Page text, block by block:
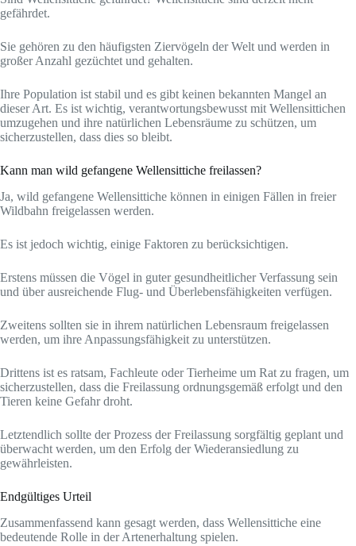
gefährdet.
Sie gehören zu den häufigsten Ziervögeln der Welt und werden in
großer Anzahl gezüchtet und gehalten.
Ihre Population ist stabil und es gibt keinen bekannten Mangel an
dieser Art. Es ist wichtig, verantwortungsbewusst mit Wellensittichen
umzugehen und ihre natürlichen Lebensräume zu schützen, um
sicherzustellen, dass dies so bleibt.
Kann man wild gefangene Wellensittiche freilassen?
Ja, wild gefangene Wellensittiche können in einigen Fällen in freier
Wildbahn freigelassen werden.
Es ist jedoch wichtig, einige Faktoren zu berücksichtigen.
Erstens müssen die Vögel in guter gesundheitlicher Verfassung sein
und über ausreichende Flug- und Überlebensfähigkeiten verfügen.
Zweitens sollten sie in ihrem natürlichen Lebensraum freigelassen
werden, um ihre Anpassungsfähigkeit zu unterstützen.
Drittens ist es ratsam, Fachleute oder Tierheime um Rat zu fragen, um
sicherzustellen, dass die Freilassung ordnungsgemäß erfolgt und den
Tieren keine Gefahr droht.
Letztendlich sollte der Prozess der Freilassung sorgfältig geplant und
überwacht werden, um den Erfolg der Wiederansiedlung zu
gewährleisten.
Endgültiges Urteil
Zusammenfassend kann gesagt werden, dass Wellensittiche eine
bedeutende Rolle in der Artenerhaltung spielen.